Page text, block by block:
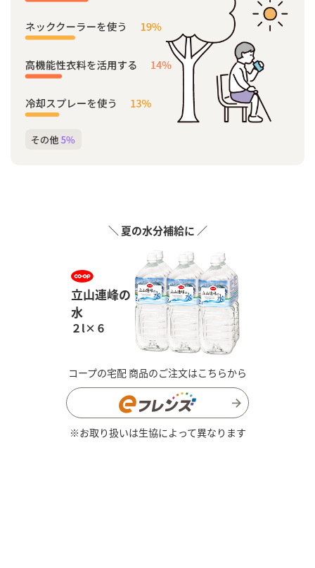
＼ 夏の水分補給に ／
立山連峰の
水
２l×６
コープの宅配 商品のご注文はこちらから
※お取り扱いは生協によって異なります